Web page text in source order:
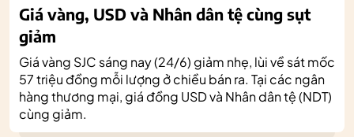
Giá vàng, USD và Nhân dân tệ cùng sụt
giảm
Giá vàng SJC sáng nay (24/6) giảm nhẹ, lùi về sát mốc
57 triệu đồng mỗi lượng ở chiều bán ra. Tại các ngân
hàng thương mại, giá đồng USD và Nhân dân tệ (NDT)
cùng giảm.